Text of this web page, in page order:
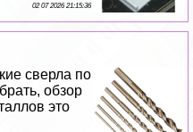
02 07 2026 21:15:36
сверла по
обзор
это